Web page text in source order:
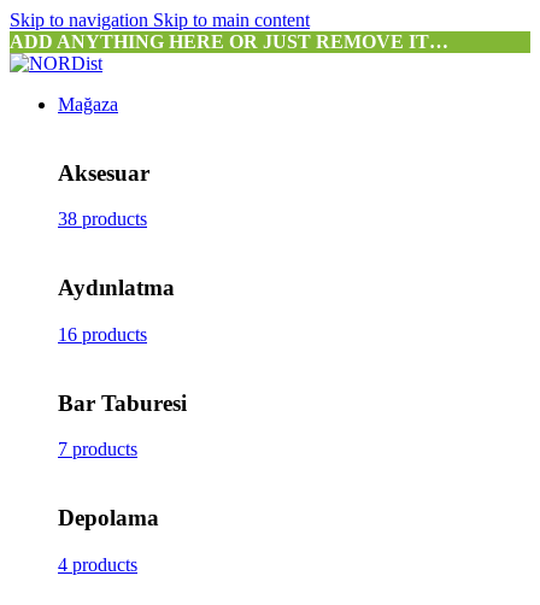
Skip to navigation Skip to main content
ADD ANYTHING HERE OR JUST REMOVE IT…
Mağaza
Aksesuar
38 products
Aydınlatma
16 products
Bar Taburesi
7 products
Depolama
4 products